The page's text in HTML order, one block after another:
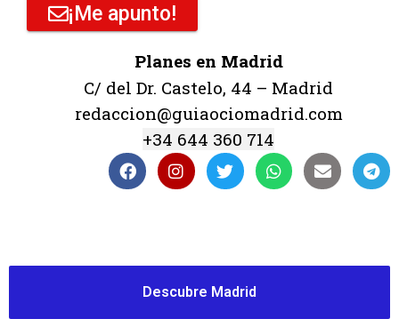
¡Me apunto!
Planes en Madrid
C/ del Dr. Castelo, 44 – Madrid
redaccion@guiaociomadrid.com
+34 644 360 714
Descubre Madrid